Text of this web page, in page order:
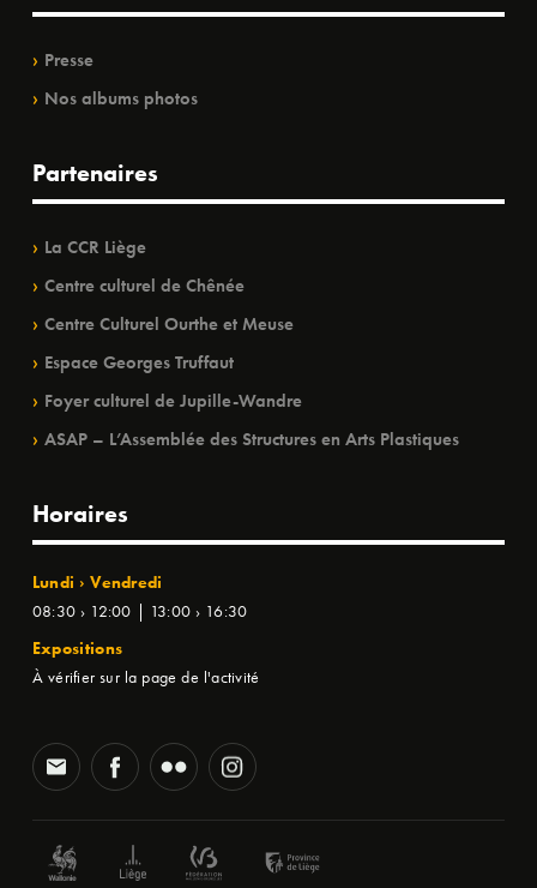
Presse
Nos albums photos
Partenaires
La CCR Liège
Centre culturel de Chênée
Centre Culturel Ourthe et Meuse
Espace Georges Truffaut
Foyer culturel de Jupille-Wandre
ASAP – L’Assemblée des Structures en Arts Plastiques
Horaires
Lundi › Vendredi
08:30 › 12:00 | 13:00 › 16:30
Expositions
À vérifier sur la page de l'activité